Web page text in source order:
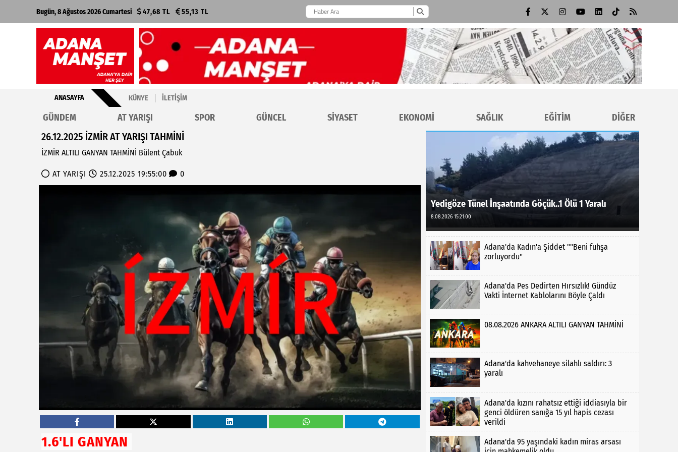
Bugün, 8 Ağustos 2026 Cumartesi 47,68 TL 55,13 TL
ANASAYFA KÜNYE İLETIŞIM
GÜNDEM AT YARIŞI SPOR GÜNCEL SİYASET EKONOMİ SAĞLIK EĞİTİM DİĞER
26.12.2025 İZMİR AT YARIŞI TAHMİNİ
İZMİR ALTILI GANYAN TAHMİNİ Bülent Çabuk
AT YARIŞI 25.12.2025 19:55:00 0
1.6'LI GANYAN
Yedigöze Tünel İnşaatında Göçük..1 Ölü 1 Yaralı
8.08.2026 15:21:00
Adana'da Kadın'a Şiddet ""Beni fuhşa
zorluyordu"
Adana'da Pes Dedirten Hırsızlık! Gündüz
Vakti İnternet Kablolarını Böyle Çaldı
08.08.2026 ANKARA ALTILI GANYAN TAHMİNİ
Adana'da kahvehaneye silahlı saldırı: 3
yaralı
Adana'da kızını rahatsız ettiği iddiasıyla bir
genci öldüren sanığa 15 yıl hapis cezası
verildi
Adana'da 95 yaşındaki kadın miras arsası